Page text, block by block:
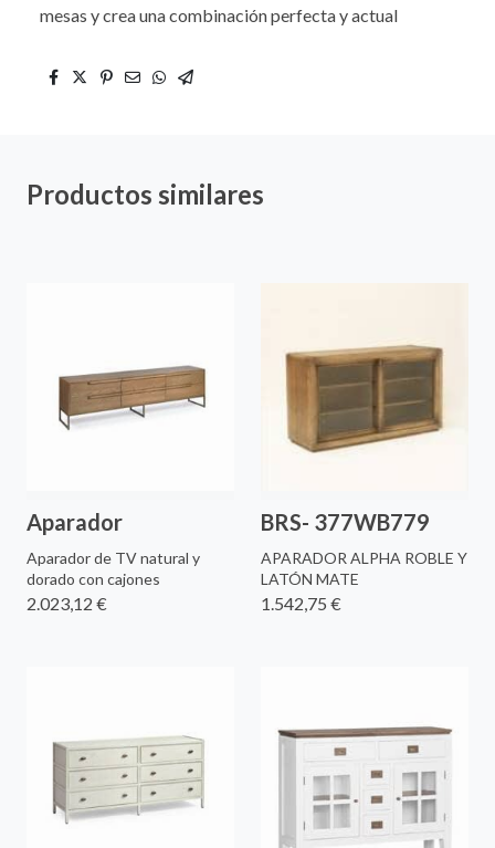
mesas y crea una combinación perfecta y actual
Productos similares
Aparador
Aparador de TV natural y
dorado con cajones
2.023,12 €
BRS- 377WB779
APARADOR ALPHA ROBLE Y
LATÓN MATE
1.542,75 €